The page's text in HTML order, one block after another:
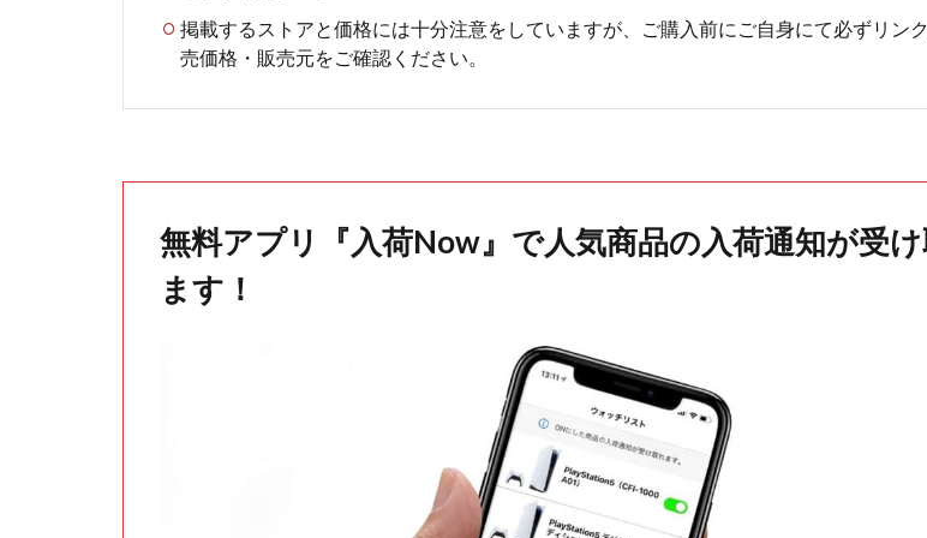
掲載するストアと価格には十分注意をしていますが、ご購入前にご自身にて必ずリン
売価格・販売元をご確認ください。
無料アプリ『入荷Now』で人気商品の入荷通知が受
ます！